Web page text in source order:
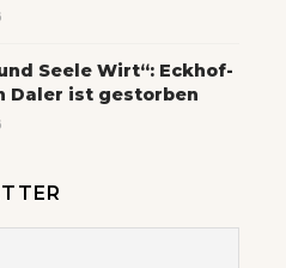
Seele Wirt“: Eckhof-
Daler ist gestorben